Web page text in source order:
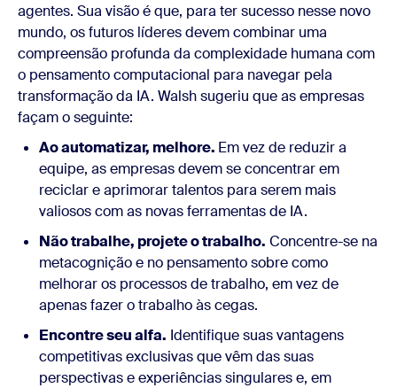
agentes. Sua visão é que, para ter sucesso nesse novo
mundo, os futuros líderes devem combinar uma
compreensão profunda da complexidade humana com
o pensamento computacional para navegar pela
transformação da IA. Walsh sugeriu que as empresas
façam o seguinte:
Ao automatizar, melhore. Em vez de reduzir a
equipe, as empresas devem se concentrar em
reciclar e aprimorar talentos para serem mais
valiosos com as novas ferramentas de IA.
Não trabalhe, projete o trabalho. Concentre-se na
metacognição e no pensamento sobre como
melhorar os processos de trabalho, em vez de
apenas fazer o trabalho às cegas.
Encontre seu alfa. Identifique suas vantagens
competitivas exclusivas que vêm das suas
perspectivas e experiências singulares e, em